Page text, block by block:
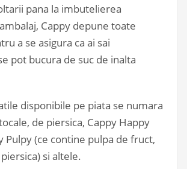
pana la imbutelierea
Cappy depune toate
a se asigura ca ai sai
pot bucura de suc de inalta
disponibile pe piata se numara
de piersica, Cappy Happy
Pulpy (ce contine pulpa de fruct,
si altele.